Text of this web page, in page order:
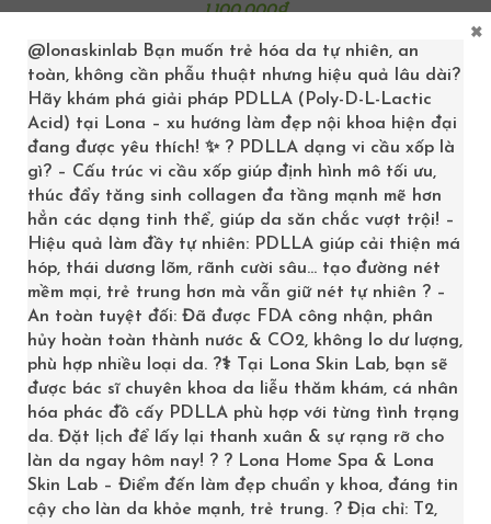
1,100,000₫
ADD TO CART
@lonaskinlab Bạn muốn trẻ hóa da tự nhiên, an
toàn, không cần phẫu thuật nhưng hiệu quả lâu dài?
Hãy khám phá giải pháp PDLLA (Poly-D-L-Lactic
Acid) tại Lona – xu hướng làm đẹp nội khoa hiện đại
đang được yêu thích! ✨ ? PDLLA dạng vi cầu xốp là
gì? – Cấu trúc vi cầu xốp giúp định hình mô tối ưu,
thúc đẩy tăng sinh collagen đa tầng mạnh mẽ hơn
hẳn các dạng tinh thể, giúp da săn chắc vượt trội! –
Hiệu quả làm đầy tự nhiên: PDLLA giúp cải thiện má
hóp, thái dương lõm, rãnh cười sâu… tạo đường nét
mềm mại, trẻ trung hơn mà vẫn giữ nét tự nhiên ? –
An toàn tuyệt đối: Đã được FDA công nhận, phân
hủy hoàn toàn thành nước & CO2, không lo dư lượng,
phù hợp nhiều loại da. ?‍⚕️ Tại Lona Skin Lab, bạn sẽ
được bác sĩ chuyên khoa da liễu thăm khám, cá nhân
hóa phác đồ cấy PDLLA phù hợp với từng tình trạng
da. Đặt lịch để lấy lại thanh xuân & sự rạng rỡ cho
làn da ngay hôm nay! ? ? Lona Home Spa & Lona
Skin Lab – Điểm đến làm đẹp chuẩn y khoa, đáng tin
cậy cho làn da khỏe mạnh, trẻ trung. ? Địa chỉ: T2,
×